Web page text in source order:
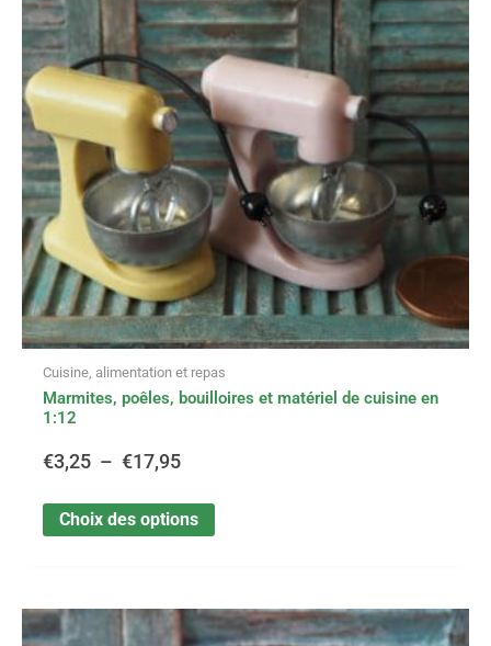
Cuisine, alimentation et repas
Marmites, poêles, bouilloires et matériel de cuisine en
1:12
€3,25 – €17,95
prix :
€3,25
à
€17,95
Choix des options
variations.
Les
options
peuvent
être
choisies
sur
la
page
du
produit
Plage
Ce